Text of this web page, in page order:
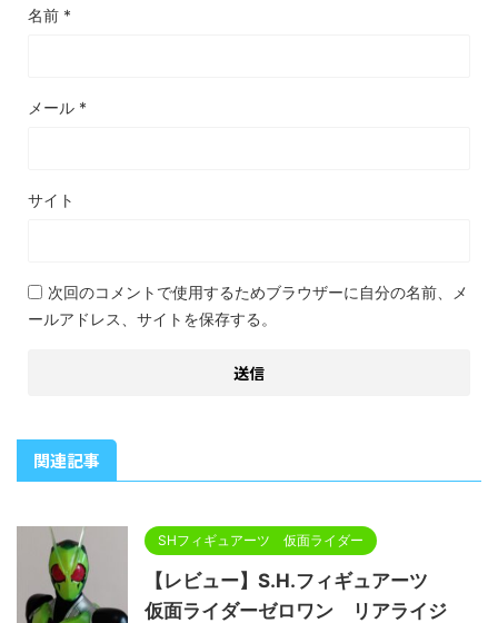
名前 *
メール *
サイト
次回のコメントで使用するためブラウザーに自分の名前、メ
ールアドレス、サイトを保存する。
関連記事
SHフィギュアーツ 仮面ライダー
【レビュー】S.H.フィギュアーツ
仮面ライダーゼロワン リアライジ